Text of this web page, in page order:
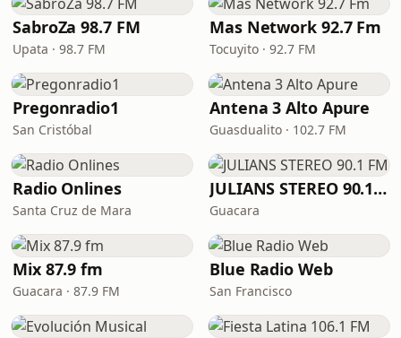
SabroZa 98.7 FM
Upata · 98.7 FM
Mas Network 92.7 Fm
Tocuyito · 92.7 FM
Pregonradio1
San Cristóbal
Antena 3 Alto Apure
Guasdualito · 102.7 FM
Radio Onlines
Santa Cruz de Mara
JULIANS STEREO 90.1 FM
Guacara
Mix 87.9 fm
Guacara · 87.9 FM
Blue Radio Web
San Francisco